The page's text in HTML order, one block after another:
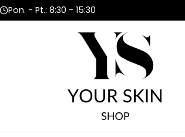
Pon. - Pt.: 8:30 - 15:30